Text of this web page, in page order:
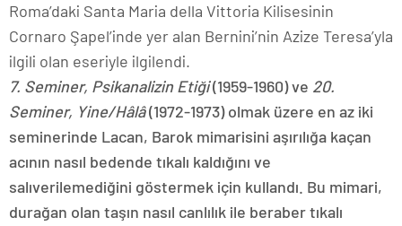
Roma’daki Santa Maria della Vittoria Kilisesinin
Cornaro Şapel’inde yer alan Bernini’nin Azize Teresa’yla
ilgili olan eseriyle ilgilendi.
7. Seminer, Psikanalizin Etiği(1959-1960) ve 20.
Seminer, Yine/Hâlâ(1972-1973) olmak üzere en az iki
seminerinde Lacan, Barok mimarisini aşırılığa kaçan
acının nasıl bedende tıkalı kaldığını ve
salıverilemediğini göstermek için kullandı. Bu mimari,
durağan olan taşın nasıl canlılık ile beraber tıkalı